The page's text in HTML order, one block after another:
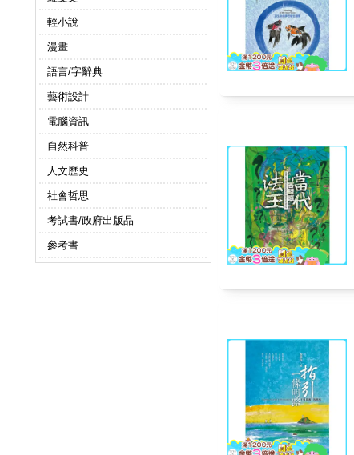
輕小說
漫畫
語言/字辭典
藝術設計
電腦資訊
自然科普
人文歷史
社會哲思
考試書/政府出版品
參考書